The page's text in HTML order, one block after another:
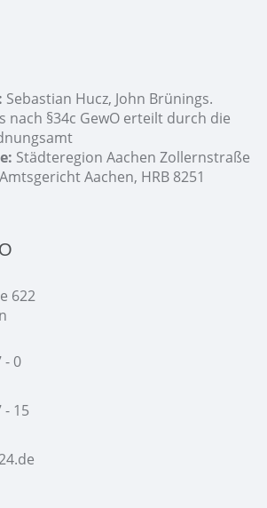
Sebastian Hucz, John Brünings.
nach §34c GewO erteilt durch die
Städteregion Aachen Zollernstraße
Aachen, HRB 8251
622
- 0
- 15